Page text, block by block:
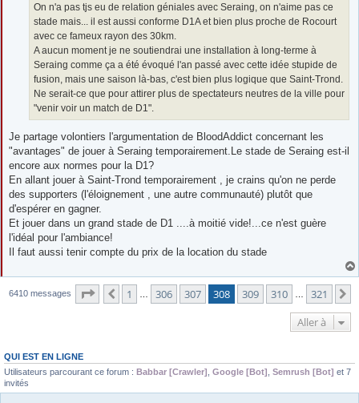
On n'a pas tjs eu de relation géniales avec Seraing, on n'aime pas ce
stade mais... il est aussi conforme D1A et bien plus proche de Rocourt
avec ce fameux rayon des 30km.
A aucun moment je ne soutiendrai une installation à long-terme à
Seraing comme ça a été évoqué l'an passé avec cette idée stupide de
fusion, mais une saison là-bas, c'est bien plus logique que Saint-Trond.
Ne serait-ce que pour attirer plus de spectateurs neutres de la ville pour
"venir voir un match de D1".
Je partage volontiers l'argumentation de BloodAddict concernant les
"avantages" de jouer à Seraing temporairement.Le stade de Seraing est-il
encore aux normes pour la D1?
En allant jouer à Saint-Trond temporairement , je crains qu'on ne perde
des supporters (l'éloignement , une autre communauté) plutôt que
d'espérer en gagner.
Et jouer dans un grand stade de D1 ....à moitié vide!...ce n'est guère
l'idéal pour l'ambiance!
Il faut aussi tenir compte du prix de la location du stade
6410 messages Page 308 sur321
Précédente
1 306 307 308 309 310 321
Aller à
QUI EST EN LIGNE
Utilisateurs parcourant ce forum : Babbar [Crawler] Google [Bot] Semrush [Bot] et 7
invités